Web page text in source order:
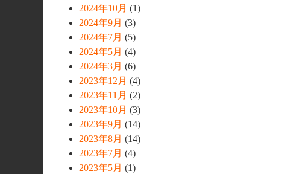
2024年10月 (1)
2024年9月 (3)
2024年7月 (5)
2024年5月 (4)
2024年3月 (6)
2023年12月 (4)
2023年11月 (2)
2023年10月 (3)
2023年9月 (14)
2023年8月 (14)
2023年7月 (4)
2023年5月 (1)